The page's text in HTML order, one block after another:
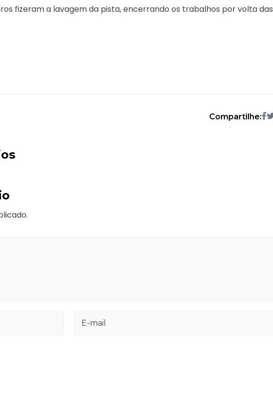
fizeram a lavagem da pista, encerrando os trabalhos por volta das
Compartilhe: